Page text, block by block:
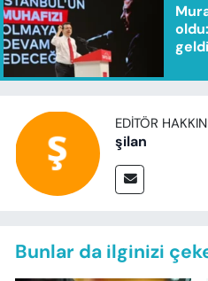
geldi
EDITÖR
şilan
Bunlar da ilginizi